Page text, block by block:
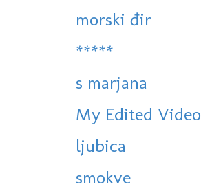
morski đir
*****
s marjana
My Edited Video
ljubica
smokve